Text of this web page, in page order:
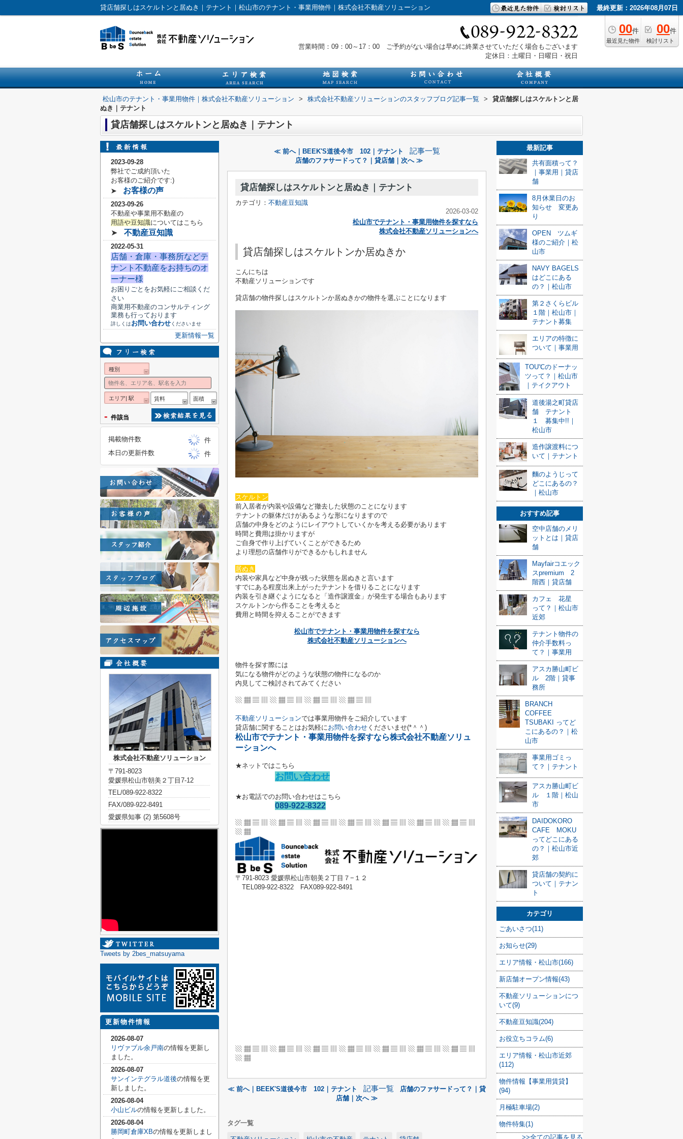
貸店舗探しはスケルトンと居ぬき｜テナント｜松山市のテナント・事業用物件｜株式会社不動産ソリューション 最終更新：2026年08月07日
00件
最近見た物件
00件
検討リスト
営業時間：09：00～17：00 ご予約がない場合は早めに終業させていただく場合もございます
定休日：土曜日・日曜日・祝日
松山市のテナント・事業用物件｜株式会社不動産ソリューション > 株式会社不動産ソリューションのスタッフブログ記事一覧 >
貸店舗探しはスケルトンと居
ぬき｜テナント
貸店舗探しはスケルトンと居ぬき｜テナント
≪ 前へ｜BEEK'S道後今市 102｜テナント 記事一覧
店舗のファサードって？｜貸店舗｜次へ ≫
貸店舗探しはスケルトンと居ぬき｜テナント
カテゴリ： 不動産豆知識
2026-03-02
松山市でテナント・事業用物件を探すなら
株式会社不動産ソリューションへ
貸店舗探しはスケルトンか居ぬきか
こんにちは
不動産ソリューションです
貸店舗の物件探しはスケルトンか居ぬきかの物件を選ぶことになります
スケルトン
前入居者が内装や設備など撤去した状態のことになります
テナントの躯体だけがあるような形になりますので
店舗の中身をどのようにレイアウトしていくかを考える必要があります
時間と費用は掛かりますが
ご自身で作り上げていくことができるため
より理想の店舗作りができるかもしれません
居ぬき
内装や家具など中身が残った状態を居ぬきと言います
すでにある程度出来上がったテナントを借りることになります
内装を引き継ぐようになると「造作譲渡金」が発生する場合もあります
スケルトンから作ることを考えると
費用と時間を抑えることができます
松山市でテナント・事業用物件を探すなら
株式会社不動産ソリューションへ
物件を探す際には
気になる物件がどのような状態の物件になるのか
内見してご検討されてみてください
▧ ▦ ▤ ▥ ▧ ▦ ▤ ▥ ▧ ▦ ▤ ▥ ▧ ▦ ▤ ▥
不動産ソリューションでは事業用物件をご紹介しています
貸店舗に関することはお気軽に お問い合わせ くださいませ(*＾＾)
松山市でテナント・事業用物件を探すなら株式会社不動産ソリュ
ーションへ
★ネットではこちら
お問い合わせ
★お電話でのお問い合わせはこちら
089-922-8322
▧ ▦ ▤ ▥ ▧ ▦ ▤ ▥ ▧ ▦ ▤ ▥ ▧ ▦ ▤ ▥ ▧ ▦ ▤ ▥ ▧ ▦ ▤ ▥ ▧ ▦ ▤ ▥
▧ ▦
〒791-8023 愛媛県松山市朝美２丁目７−１２
TEL089-922-8322 FAX089-922-8491
▧ ▦ ▤ ▥ ▧ ▦ ▤ ▥ ▧ ▦ ▤ ▥ ▧ ▦ ▤ ▥ ▧ ▦ ▤ ▥ ▧ ▦ ▤ ▥ ▧ ▦ ▤ ▥
▧ ▦
≪ 前へ｜BEEK'S道後今市 102｜テナント 記事一覧
店舗のファサードって？｜貸
店舗｜次へ ≫
タグ一覧
最新記事
共有面積って？
｜事業用｜貸店
舗
8月休業日のお
知らせ 変更あ
り
OPEN ツムギ
様のご紹介｜松
山市
NAVY BAGELS
はどこにある
の？｜松山市
第２さくらビル
１階｜松山市｜
テナント募集
エリアの特徴に
ついて｜事業用
TOU℃のドーナッ
ツって？｜松山市
｜テイクアウト
道後湯之町貸店
舗 テナント
１ 募集中!!｜
松山市
造作譲渡料につ
いて｜テナント
麵のようじって
どこにあるの？
｜松山市
おすすめ記事
空中店舗のメリ
ットとは｜貸店
舗
Mayfairコエック
スpremium 2
階西｜貸店舗
カフェ 花星
って？｜松山市
近郊
テナント物件の
仲介手数料っ
て？｜事業用
アスカ勝山町ビ
ル 2階｜貸事
務所
BRANCH
COFFEE
TSUBAKI ってど
こにあるの？｜松
山市
事業用ゴミっ
て？｜テナント
アスカ勝山町ビ
ル １階｜松山
市
DAIDOKORO
CAFE MOKU
ってどこにある
の？｜松山市近
郊
貸店舗の契約に
ついて｜テナン
ト
カテゴリ
ごあいさつ(11)
お知らせ(29)
エリア情報・松山市(166)
新店舗オープン情報(43)
不動産ソリューションにつ
いて(9)
不動産豆知識(204)
お役立ちコラム(6)
エリア情報・松山市近郊
(112)
物件情報【事業用賃貸】
(94)
月極駐車場(2)
物件特集(1)
>>全ての記事を見る
2023-09-28
弊社でご成約頂いた
お客様のご紹介です:)
➤
お客様の声
2023-09-26
不動産や事業用不動産の
用語や豆知識についてはこちら
➤ 不動産豆知識
2022-05-31
店舗・倉庫・事務所などテ
ナント不動産をお持ちのオ
ーナー様
お困りごとをお気軽にご相談くだ
さい
商業用不動産のコンサルティング
業務も行っております
詳しくはお問い合わせくださいませ
更新情報一覧
種別
エリア| 駅 賃料 面積
- 件該当
掲載物件数
件
本日の更新件数
件
株式会社不動産ソリューション
〒791-8023
愛媛県松山市朝美２丁目7-12
TEL/089-922-8322
FAX/089-922-8491
愛媛県知事 (2) 第5608号
Tweets by 2bes_matsuyama
更新物件情報
2026-08-07
リヴァブル余戸南の情報を更新し
ました。
2026-08-07
サンインテグラル道後の情報を更
新しました。
2026-08-04
小山ビルの情報を更新しました。
2026-08-04
勝岡町倉庫XBの情報を更新しまし